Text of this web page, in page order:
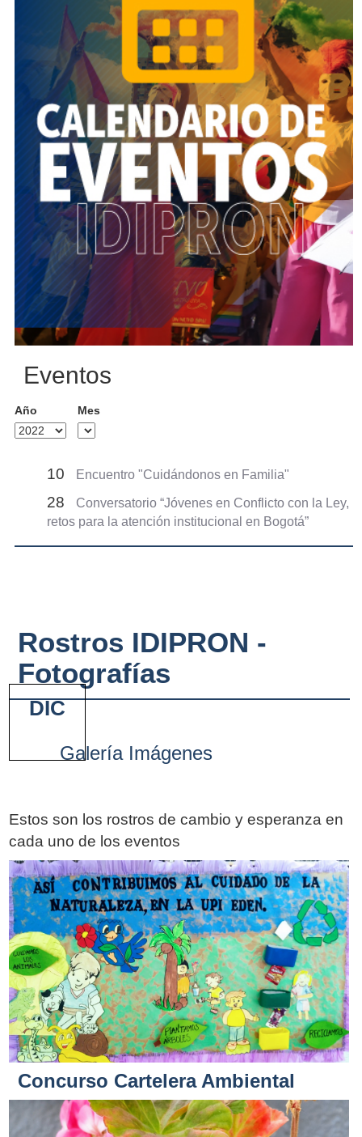
Eventos
Año Mes
10 Encuentro "Cuidándonos en Familia"
28
Conversatorio “Jóvenes en Conflicto con la Ley,
retos para la atención institucional en Bogotá”
Rostros IDIPRON -
Fotografías
Galería Imágenes
Estos son los rostros de cambio y esperanza en
cada uno de los eventos
Concurso Cartelera Ambiental
DIC